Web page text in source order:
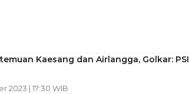
Kaesang dan Airlangga, Golkar: PSI
2023 | 17:30 WIB